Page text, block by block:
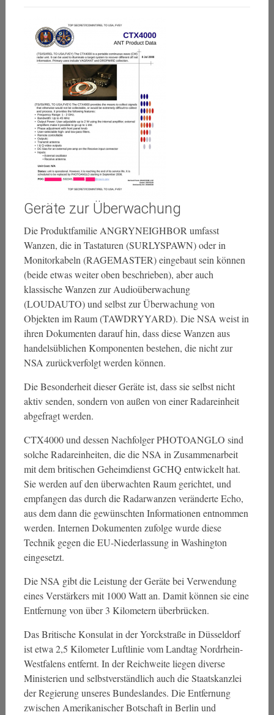
Geräte zur Überwachung
Die Produktfamilie ANGRYNEIGHBOR umfasst
Wanzen, die in Tastaturen (SURLYSPAWN) oder in
Monitorkabeln (RAGEMASTER) eingebaut sein können
(beide etwas weiter oben beschrieben), aber auch
klassische Wanzen zur Audioüberwachung
(LOUDAUTO) und selbst zur Überwachung von
Objekten im Raum (TAWDRYYARD). Die NSA weist in
ihren Dokumenten darauf hin, dass diese Wanzen aus
handelsüblichen Komponenten bestehen, die nicht zur
NSA zurückverfolgt werden können.
Die Besonderheit dieser Geräte ist, dass sie selbst nicht
aktiv senden, sondern von außen von einer Radareinheit
abgefragt werden.
CTX4000 und dessen Nachfolger PHOTOANGLO sind
solche Radareinheiten, die die NSA in Zusammenarbeit
mit dem britischen Geheimdienst GCHQ entwickelt hat.
Sie werden auf den überwachten Raum gerichtet, und
empfangen das durch die Radarwanzen veränderte Echo,
aus dem dann die gewünschten Informationen entnommen
werden. Internen Dokumenten zufolge wurde diese
Technik gegen die EU-Niederlassung in Washington
eingesetzt.
Die NSA gibt die Leistung der Geräte bei Verwendung
eines Verstärkers mit 1000 Watt an. Damit können sie eine
Entfernung von über 3 Kilometern überbrücken.
Das Britische Konsulat in der Yorckstraße in Düsseldorf
ist etwa 2,5 Kilometer Luftlinie vom Landtag Nordrhein-
Westfalens entfernt. In der Reichweite liegen diverse
Ministerien und selbstverständlich auch die Staatskanzlei
der Regierung unseres Bundeslandes. Die Entfernung
zwischen Amerikanischer Botschaft in Berlin und